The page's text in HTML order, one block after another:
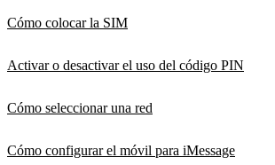
Cómo colocar la SIM
Activar o desactivar el uso del código PIN
Cómo seleccionar una red
Cómo configurar el móvil para iMessage